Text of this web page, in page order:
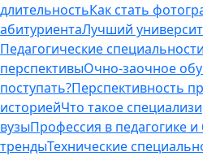
длительностьКак стать
абитуриентаЛучший
Педагогические
перспективыОчно-заочное
поступать?Перспективность
историейЧто такое
вузыПрофессия в педагогике
трендыТехнические